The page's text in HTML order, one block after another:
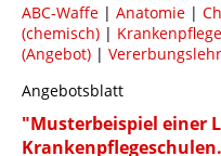
ABC-Waffe | Anatomie |
(chemisch) | Krankenpflege
(Angebot) |
Angebotsblatt
"Musterbeispiel einer